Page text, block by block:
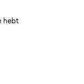
hebt